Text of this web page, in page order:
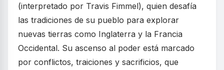
(interpretado por Travis Fimmel), quien desafía
las tradiciones de su pueblo para explorar
nuevas tierras como Inglaterra y la Francia
Occidental. Su ascenso al poder está marcado
por conflictos, traiciones y sacrificios, que